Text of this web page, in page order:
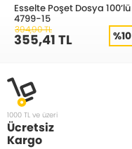
Esselte Poşet Dosya 100’lü
4799-15
394,90 TL
355,41 TL %10
1000 TL ve üzeri
Ücretsiz
Kargo